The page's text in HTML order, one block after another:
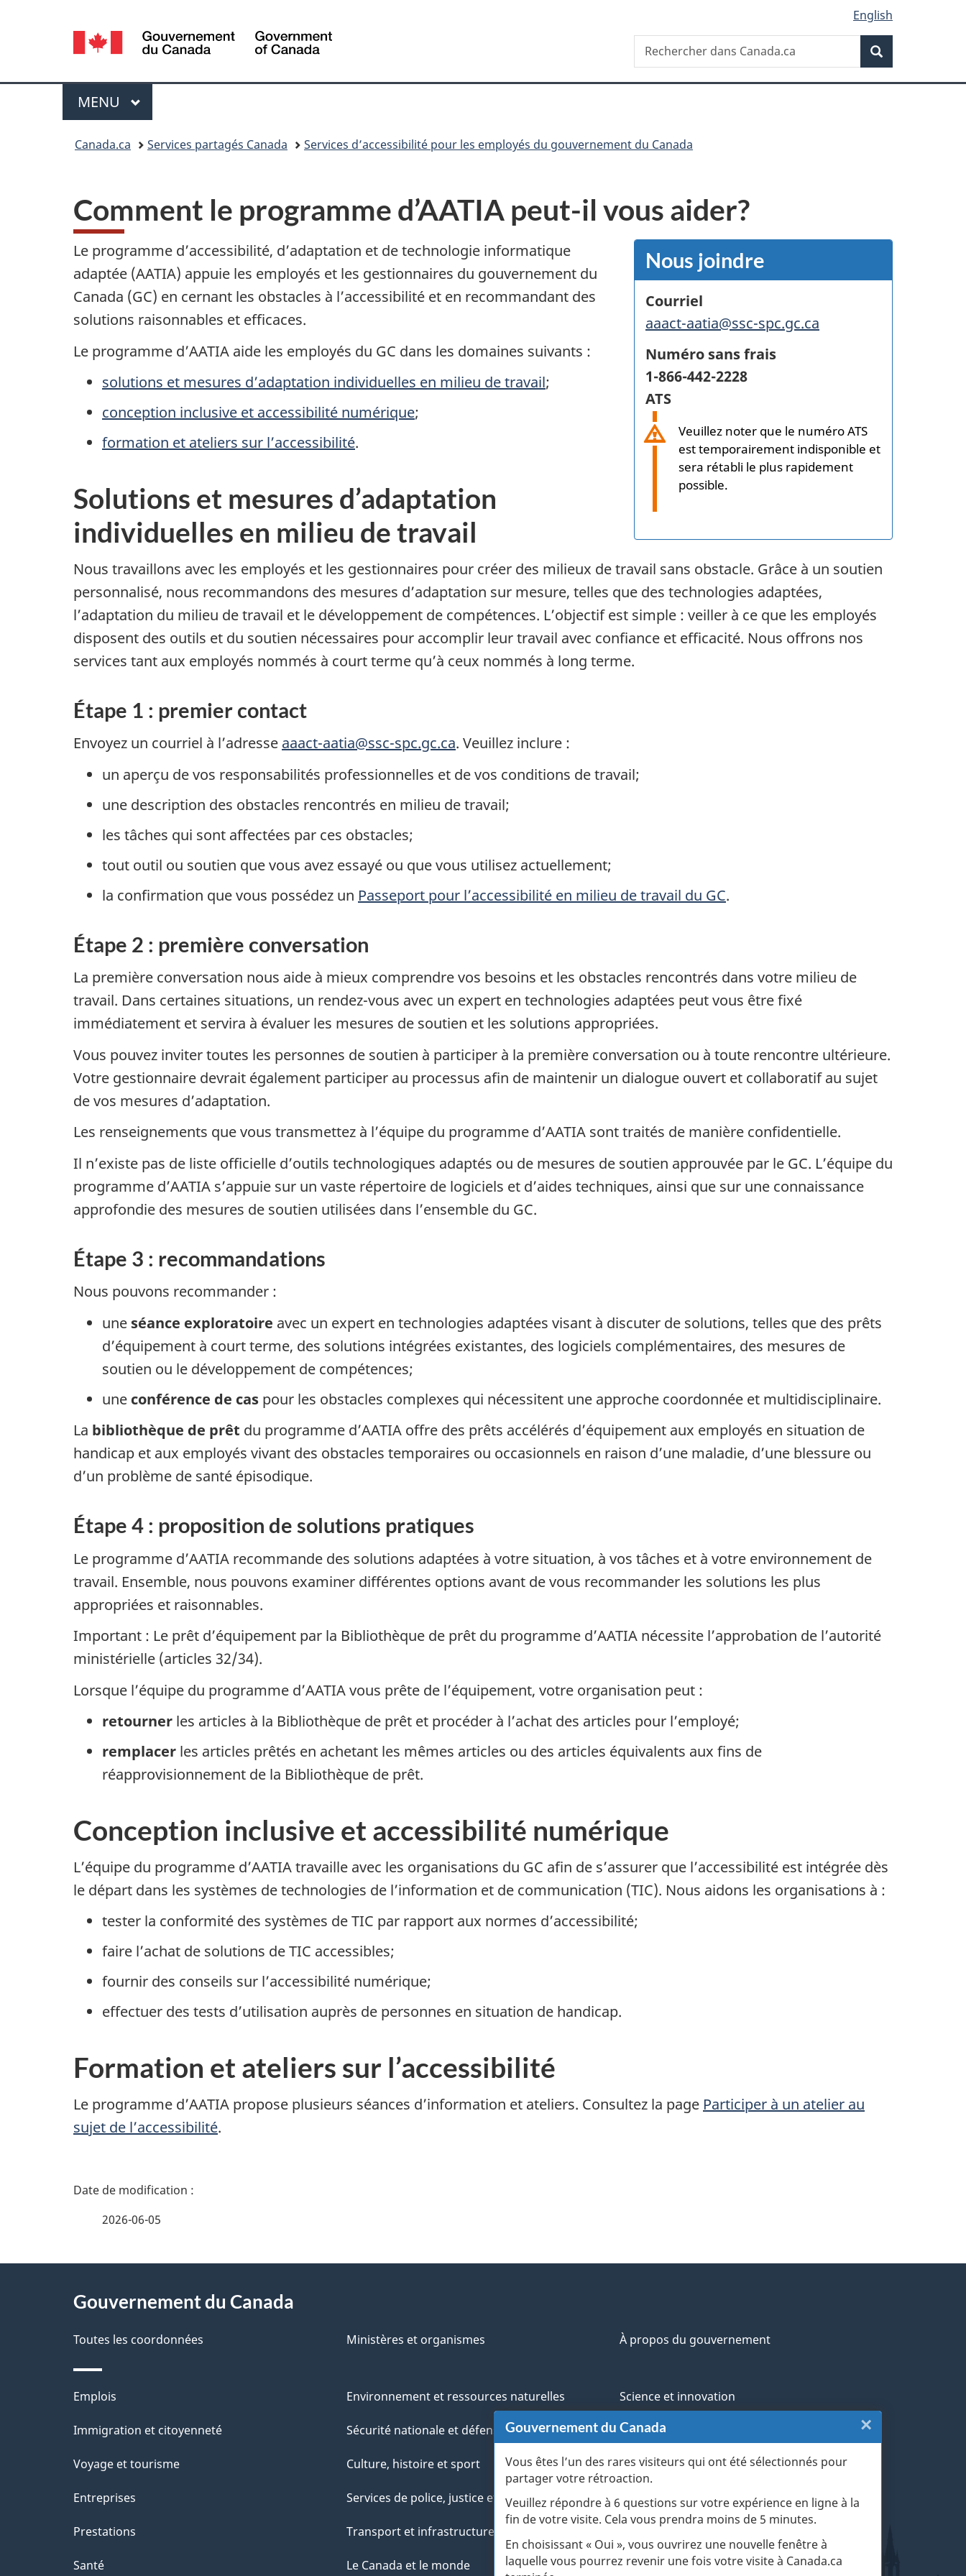
Invitations
sujet
HTML
Sélection
de
la
langue
English
Canada
Recherche
Rechercher
dans
Menu
MENU PRINCIPAL
Canada.ca Services partagés Canada Services d’accessibilité pour les employés du gouvernement du Canada
Gouvernement du Canada
Vous êtes l’un des rares visiteurs qui ont été sélectionnés pour
partager votre rétroaction.
Veuillez répondre à 6 questions sur votre expérience en ligne à la
fin de votre visite. Cela vous prendra moins de 5 minutes.
En choisissant « Oui », vous ouvrirez une nouvelle fenêtre à
laquelle vous pourrez revenir une fois votre visite à Canada.ca
×
Comment le programme d’AATIA peut-il vous aider?
Nous joindre
Courriel
aaact-aatia@ssc-spc.gc.ca
Numéro sans frais
1-866-442-2228
ATS
Veuillez noter que le numéro ATS
est temporairement indisponible et
sera rétabli le plus rapidement
possible.
Le programme d’accessibilité, d’adaptation et de technologie informatique
adaptée (AATIA) appuie les employés et les gestionnaires du gouvernement du
Canada (GC) en cernant les obstacles à l’accessibilité et en recommandant des
solutions raisonnables et efficaces.
Le programme d’AATIA aide les employés du GC dans les domaines suivants :
solutions et mesures d’adaptation individuelles en milieu de travail;
conception inclusive et accessibilité numérique;
formation et ateliers sur l’accessibilité.
Solutions et mesures d’adaptation
individuelles en milieu de travail
Nous travaillons avec les employés et les gestionnaires pour créer des milieux de travail sans obstacle. Grâce à un soutien
personnalisé, nous recommandons des mesures d’adaptation sur mesure, telles que des technologies adaptées,
l’adaptation du milieu de travail et le développement de compétences. L’objectif est simple : veiller à ce que les employés
disposent des outils et du soutien nécessaires pour accomplir leur travail avec confiance et efficacité. Nous offrons nos
services tant aux employés nommés à court terme qu’à ceux nommés à long terme.
Étape 1 : premier contact
Envoyez un courriel à l’adresse aaact-aatia@ssc-spc.gc.ca. Veuillez inclure :
un aperçu de vos responsabilités professionnelles et de vos conditions de travail;
une description des obstacles rencontrés en milieu de travail;
les tâches qui sont affectées par ces obstacles;
tout outil ou soutien que vous avez essayé ou que vous utilisez actuellement;
la confirmation que vous possédez un Passeport pour l’accessibilité en milieu de travail du GC.
Étape 2 : première conversation
La première conversation nous aide à mieux comprendre vos besoins et les obstacles rencontrés dans votre milieu de
travail. Dans certaines situations, un rendez-vous avec un expert en technologies adaptées peut vous être fixé
immédiatement et servira à évaluer les mesures de soutien et les solutions appropriées.
Vous pouvez inviter toutes les personnes de soutien à participer à la première conversation ou à toute rencontre ultérieure.
Votre gestionnaire devrait également participer au processus afin de maintenir un dialogue ouvert et collaboratif au sujet
de vos mesures d’adaptation.
Les renseignements que vous transmettez à l’équipe du programme d’AATIA sont traités de manière confidentielle.
Il n’existe pas de liste officielle d’outils technologiques adaptés ou de mesures de soutien approuvée par le GC. L’équipe du
programme d’AATIA s’appuie sur un vaste répertoire de logiciels et d’aides techniques, ainsi que sur une connaissance
approfondie des mesures de soutien utilisées dans l’ensemble du GC.
Étape 3 : recommandations
Nous pouvons recommander :
une séance exploratoire avec un expert en technologies adaptées visant à discuter de solutions, telles que des prêts
d’équipement à court terme, des solutions intégrées existantes, des logiciels complémentaires, des mesures de
soutien ou le développement de compétences;
une conférence de cas pour les obstacles complexes qui nécessitent une approche coordonnée et multidisciplinaire.
La bibliothèque de prêt du programme d’AATIA offre des prêts accélérés d’équipement aux employés en situation de
handicap et aux employés vivant des obstacles temporaires ou occasionnels en raison d’une maladie, d’une blessure ou
d’un problème de santé épisodique.
Étape 4 : proposition de solutions pratiques
Le programme d’AATIA recommande des solutions adaptées à votre situation, à vos tâches et à votre environnement de
travail. Ensemble, nous pouvons examiner différentes options avant de vous recommander les solutions les plus
appropriées et raisonnables.
Important : Le prêt d’équipement par la Bibliothèque de prêt du programme d’AATIA nécessite l’approbation de l’autorité
ministérielle (articles 32/34).
Lorsque l’équipe du programme d’AATIA vous prête de l’équipement, votre organisation peut :
retourner les articles à la Bibliothèque de prêt et procéder à l’achat des articles pour l’employé;
remplacer les articles prêtés en achetant les mêmes articles ou des articles équivalents aux fins de
réapprovisionnement de la Bibliothèque de prêt.
Conception inclusive et accessibilité numérique
L’équipe du programme d’AATIA travaille avec les organisations du GC afin de s’assurer que l’accessibilité est intégrée dès
le départ dans les systèmes de technologies de l’information et de communication (TIC). Nous aidons les organisations à :
tester la conformité des systèmes de TIC par rapport aux normes d’accessibilité;
faire l’achat de solutions de TIC accessibles;
fournir des conseils sur l’accessibilité numérique;
effectuer des tests d’utilisation auprès de personnes en situation de handicap.
Formation et ateliers sur l’accessibilité
Le programme d’AATIA propose plusieurs séances d’information et ateliers. Consultez la page Participer à un atelier au
sujet de l’accessibilité.
D
a
s
d
e
l
a
p
2026-06-05
proposGouvernement du Canada
Toutes les coordonnées Ministères et organismes À propos du gouvernement
Thèmes
et
Emplois
Immigration et citoyenneté
Voyage et tourisme
Entreprises
Prestations
Santé
Environnement et ressources naturelles
Sécurité nationale et défense
Culture, histoire et sport
Services de police, justice et urgences
Transport et infrastructure
Le Canada et le monde
Science et innovation
Autochtones
Vétérans et militaires
Jeunesse
Gérer les événements de la vie